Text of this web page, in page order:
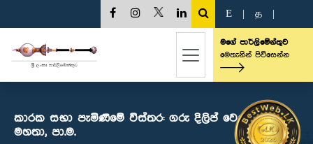
E த
මගේ පාර්ලිමේන්තුව
මෙතැනින් පිවිසෙන්න
කාරක සභා පැමිණීමේ විස්තර: ගරු දිලිප් වෙදආරච්චි
මහතා, පා.ම.